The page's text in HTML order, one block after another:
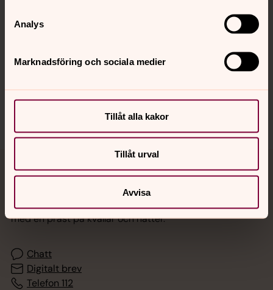
Analys
Marknadsföring och sociala medier
Tillåt alla kakor
Tillåt urval
Avvisa
Jourhavande präst
Akut samtals- och krisstöd. Prata eller chatta anonymt
med en präst på kvällar och nätter.
Chatt
Digitalt brev
Telefon 112